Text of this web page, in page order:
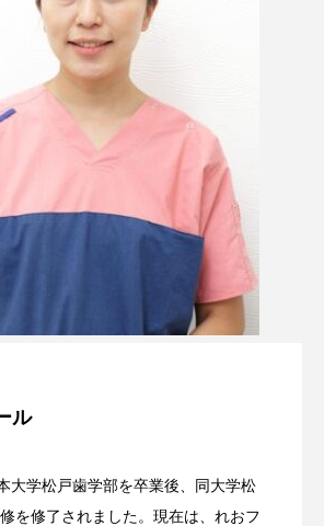
ル
大学松戸歯学部を卒業後、同大学松
を修了されました。現在は、れおフ